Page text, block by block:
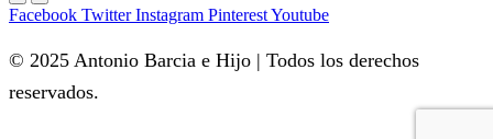
Facebook Twitter Instagram PinterestYoutube
© 2025 Antonio Barcia e Hijo | Todos los derechos
reservados.